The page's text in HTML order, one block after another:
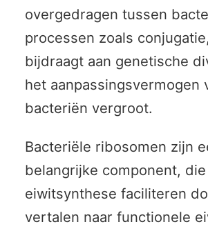
overgedragen tussen
processen zoals
bijdraagt aan genetische
het aanpassingsvermogen
bacteriën vergroot.
Bacteriële ribosomen zijn
belangrijke component, die
eiwitsynthese faciliteren
vertalen naar functionele